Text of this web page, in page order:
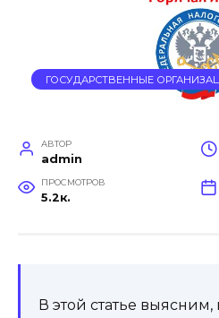
ГОСУДАРСТВЕННЫЕ
АВТОР
admin
ПРОСМОТРОВ
5.2к.
В этой статье выясним,